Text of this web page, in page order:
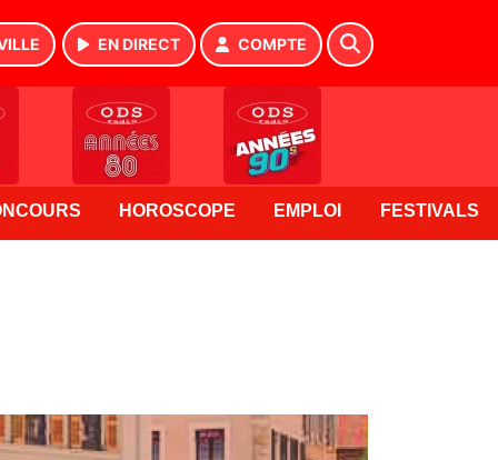
EN DIRECT COMPTE
HOROSCOPE EMPLOI FESTIVALS